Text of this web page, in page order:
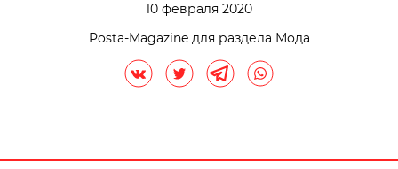
10 февраля 2020
Posta-Magazine для раздела Мода